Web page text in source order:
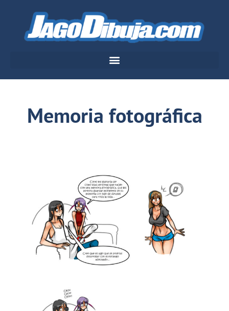
Memoria fotográfica